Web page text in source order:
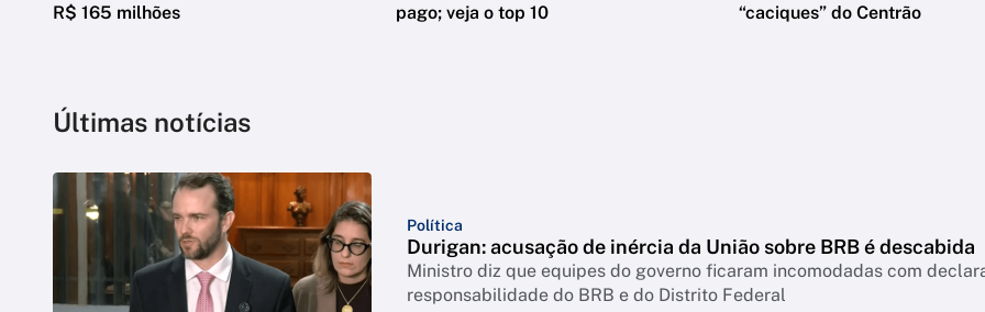
R$ 165 milhões
pago; veja o top 10
“caciques” do Centrão
Últimas notícias
Política
Durigan: acusação de inércia da União sobre BRB é descabida
Ministro diz que equipes do governo ficaram incomodadas com
responsabilidade do BRB e do Distrito Federal